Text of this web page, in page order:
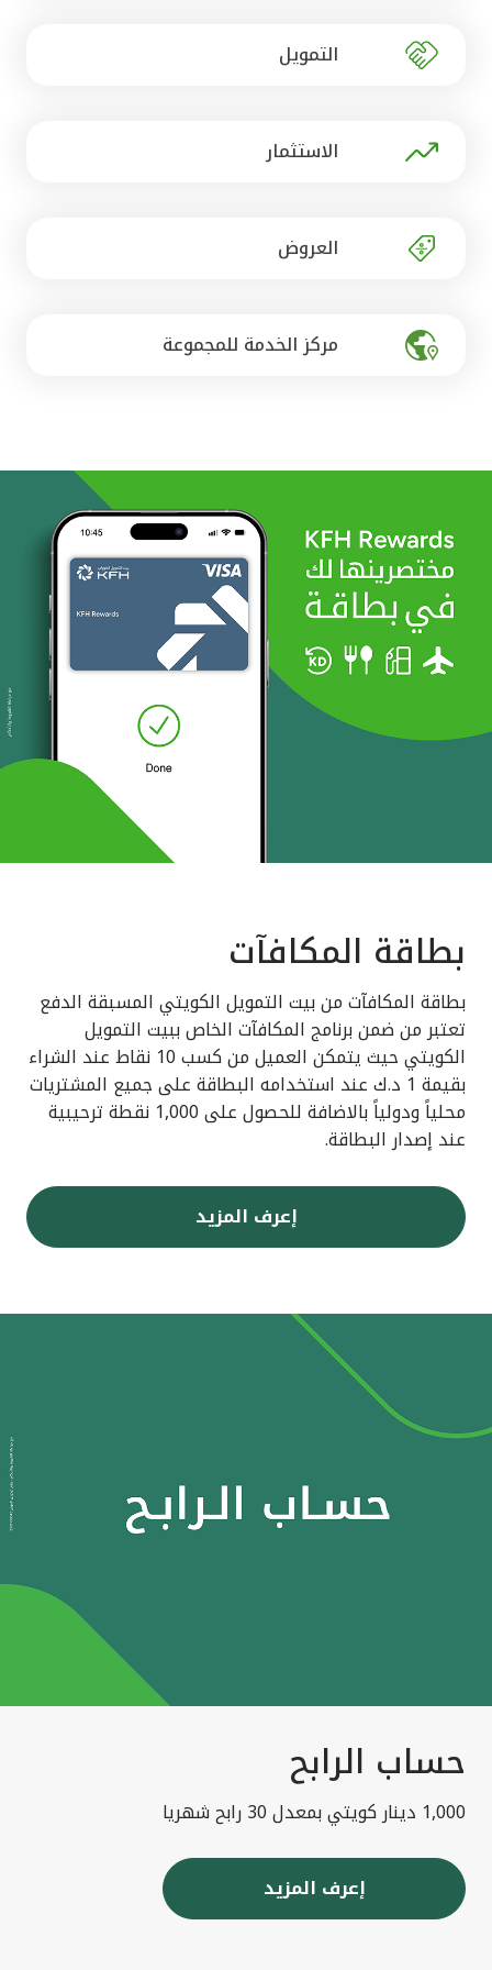
مصر
التمويل
الاستثمار
العروض
مركز الخدمة للمجموعة
بطاقة المكافآت
بطاقة المكافآت من بيت التمويل الكويتي المسبقة الدفع
تعتبر من ضمن برنامج المكافآت الخاص ببيت التمويل
الكويتي حيث يتمكن العميل من كسب 10 نقاط عند الشراء
بقيمة 1 د.ك عند استخدامه البطاقة على جميع المشتريات
محلياً ودولياً بالاضافة للحصول على 1,000 نقطة ترحيبية
عند إصدار البطاقة.
إعرف المزيد
حساب الرابح
1,000 دينار كويتي بمعدل 30 رابح شهريا
إعرف المزيد